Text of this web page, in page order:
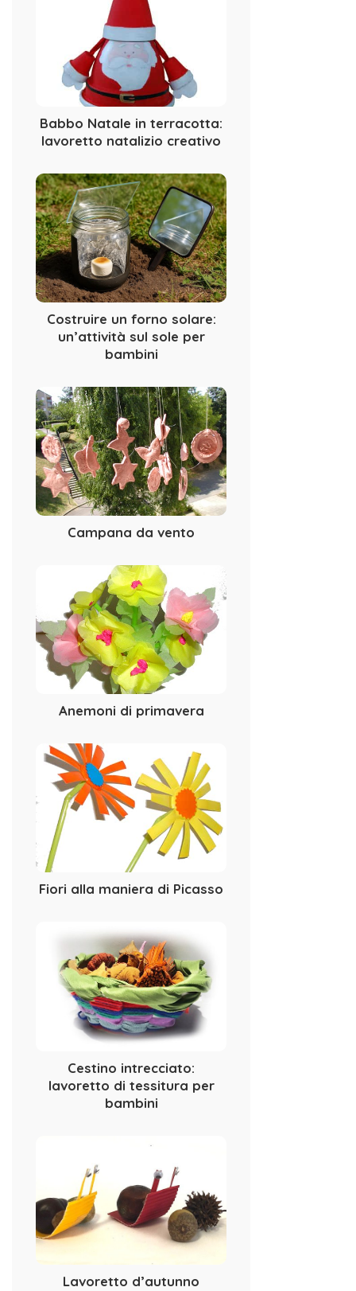
Babbo Natale in terracotta:
lavoretto natalizio creativo
Costruire un forno solare:
un’attività sul sole per
bambini
Campana da vento
Anemoni di primavera
Fiori alla maniera di Picasso
Cestino intrecciato:
lavoretto di tessitura per
bambini
Lavoretto d’autunno